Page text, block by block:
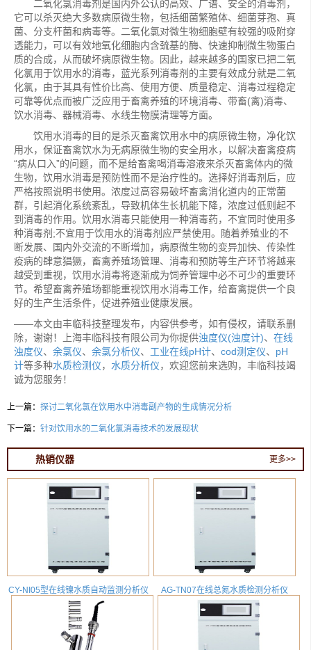
二氧化氯消毒剂是国内外公认的高效、广谱、安全的消毒剂，
它可以杀灭绝大多数病原微生物，包括细菌繁殖体、细菌芽孢、真
菌、分支杆菌和病毒等。二氧化氯对微生物细胞壁有较强的吸附穿
透能力，可以有效地氧化细胞内含巯基的酶、快速抑制微生物蛋白
质的合成，从而破坏病原微生物。因此，越来越多的国家已把二氧
化氯用于饮用水的消毒，蓝光系列消毒剂的主要有效成分就是二氧
化氯，由于其具有性价比高、使用方便、质量稳定、消毒过程稳定
可靠等优点而被广泛应用于畜禽养殖的环境消毒、带畜(禽)消毒、
饮水消毒、器械消毒、水线生物膜清理等方面。
饮用水消毒的目的是杀灭畜禽饮用水中的病原微生物，净化饮
用水，保证畜禽饮水为无病原微生物的安全用水，以解决畜禽疫病
“病从口入”的问题，而不是给畜禽喝消毒溶液来杀灭畜禽体内的微
生物，饮用水消毒是预防性而不是治疗性的。选择好消毒剂后，应
严格按照说明书使用。浓度过高容易破坏畜禽消化道内的正常菌
群，引起消化系统紊乱，导致机体生长机能下降，浓度过低则起不
到消毒的作用。饮用水消毒只能使用一种消毒药，不宜同时使用多
种消毒剂;不宜用于饮用水的消毒剂应严禁使用。随着养殖业的不
断发展、国内外交流的不断增加，病原微生物的变异加快、传染性
疫病的肆意猖獗，畜禽养殖场管理、消毒和预防等生产环节将越来
越受到重视，饮用水消毒将逐渐成为饲养管理中必不可少的重要环
节。希望畜禽养殖场都能重视饮用水消毒工作，给畜禽提供一个良
好的生产生活条件，促进养殖业健康发展。
——本文由丰临科技整理发布，内容供参考，如有侵权，请联系删
除，谢谢！上海丰临科技有限公司为你提供浊度仪(浊度计)、 在线
浊度仪、 余氯仪、 余氯分析仪、 工业在线pH计、 cod测定仪、 pH
计等多种水质检测仪， 水质分析仪，欢迎您前来选购，丰临科技竭
诚为您服务！
上一篇： 探讨二氧化氯在饮用水中消毒副产物的生成情况分析
下一篇： 针对饮用水的二氧化氯消毒技术的发展现状
更多>>
热销仪器
CY-NI05型在线镍水质自动监测分析仪 AG-TN07在线总氮水质检测分析仪